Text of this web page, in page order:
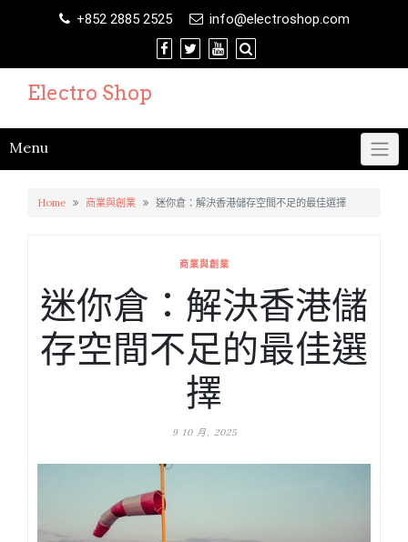
+852 2885 2525 info@electroshop.com
Electro Shop
Menu
Home 商業與創業 迷你倉：解決香港儲存空間不足的最佳選擇
商業與創業
迷你倉：解決香港儲
存空間不足的最佳選
擇
9 10 月, 2025